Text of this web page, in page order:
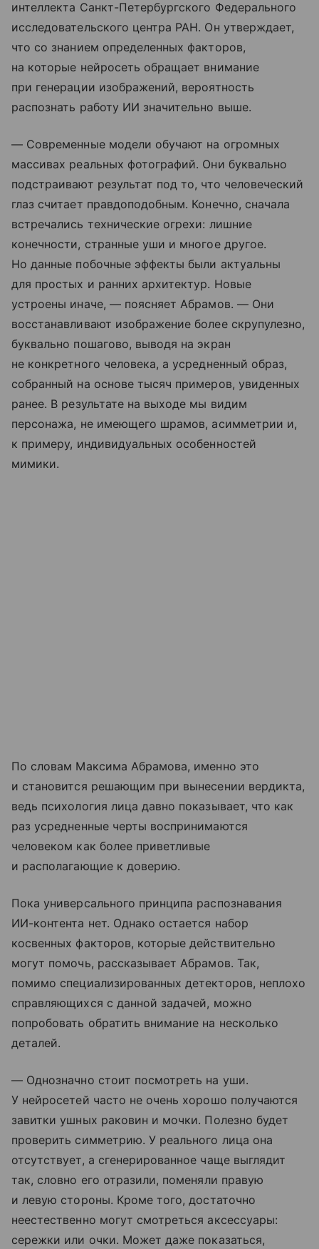
интеллекта Санкт-Петербургского Федерального
исследовательского центра РАН. Он утверждает,
что со знанием определенных факторов,
на которые нейросеть обращает внимание
при генерации изображений, вероятность
распознать работу ИИ значительно выше.
— Современные модели обучают на огромных
массивах реальных фотографий. Они буквально
подстраивают результат под то, что человеческий
глаз считает правдоподобным. Конечно, сначала
встречались технические огрехи: лишние
конечности, странные уши и многое другое.
Но данные побочные эффекты были актуальны
для простых и ранних архитектур. Новые
устроены иначе, — поясняет Абрамов. — Они
восстанавливают изображение более скрупулезно,
буквально пошагово, выводя на экран
не конкретного человека, а усредненный образ,
собранный на основе тысяч примеров, увиденных
ранее. В результате на выходе мы видим
персонажа, не имеющего шрамов, асимметрии и,
к примеру, индивидуальных особенностей
мимики.
По словам Максима Абрамова, именно это
и становится решающим при вынесении вердикта,
ведь психология лица давно показывает, что как
раз усредненные черты воспринимаются
человеком как более приветливые
и располагающие к доверию.
Пока универсального принципа распознавания
ИИ-контента нет. Однако остается набор
косвенных факторов, которые действительно
могут помочь, рассказывает Абрамов. Так,
помимо специализированных детекторов, неплохо
справляющихся с данной задачей, можно
попробовать обратить внимание на несколько
деталей.
— Однозначно стоит посмотреть на уши.
У нейросетей часто не очень хорошо получаются
завитки ушных раковин и мочки. Полезно будет
проверить симметрию. У реального лица она
отсутствует, а сгенерированное чаще выглядит
так, словно его отразили, поменяли правую
и левую стороны. Кроме того, достаточно
неестественно могут смотреться аксессуары:
сережки или очки. Может даже показаться,